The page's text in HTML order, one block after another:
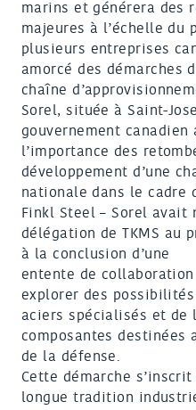
marins et générera des
majeures à l’échelle du
plusieurs entreprises
amorcé des démarches
chaîne
Sorel, située à Saint-
gouvernement
l’importance des
développement d’une
nationale dans le cadre
Finkl Steel – Sorel avait
délégation de TKMS au
à la conclusion d’une
entente de
explorer des
aciers spécialisés et de
composantes destinées
de la défense.
Cette démarche
longue tradition